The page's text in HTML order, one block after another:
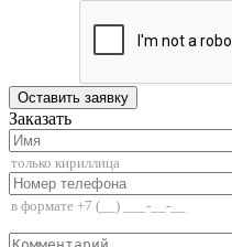
Заказать